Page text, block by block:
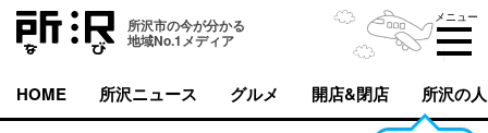
所沢市の今が分かる
地域No.1メディア
メニュー
HOME 所沢ニュース グルメ 開店&閉店 所沢の人